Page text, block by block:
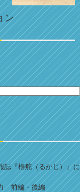
ン
誌『櫓舵（るかじ）』に
前編・後編